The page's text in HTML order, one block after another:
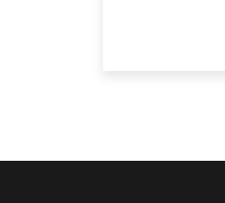
وتقدم للعملاء